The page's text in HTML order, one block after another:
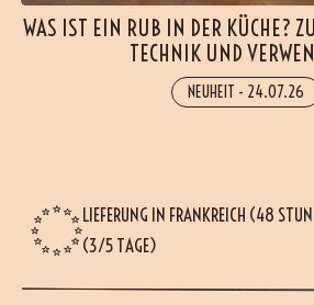
WAS IST EIN RUB IN DER KÜCHE?
TECHNIK UND
NEUHEIT - 24.07.26
LIEFERUNG IN FRANKREICH (48
(3/5 TAGE)